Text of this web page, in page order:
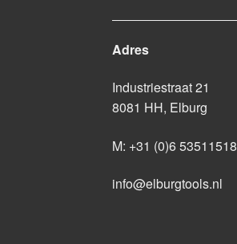
Adres
Industriestraat 21
8081 HH, Elburg
M: +31 (0)6 53511518
info@elburgtools.nl